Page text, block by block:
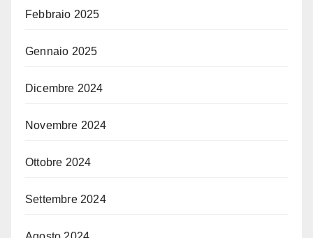
Febbraio 2025
Gennaio 2025
Dicembre 2024
Novembre 2024
Ottobre 2024
Settembre 2024